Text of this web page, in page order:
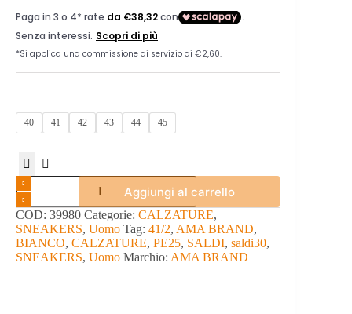
40 41 42 43 44 45
SNEAKERS
-
AMA
BRAND
quantità
Aggiungi al carrello
COD: 39980 Categorie: CALZATURE,
SNEAKERS, Uomo Tag: 41/2, AMA BRAND,
BIANCO, CALZATURE, PE25, SALDI, saldi30,
SNEAKERS, Uomo Marchio: AMA BRAND